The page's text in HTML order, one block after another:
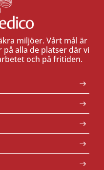
miljöer. Vårt mål är
alla de platser där vi
och på fritiden.